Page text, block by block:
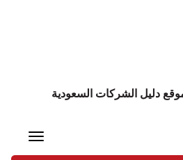
دليل الشركات السعودية
Toggle